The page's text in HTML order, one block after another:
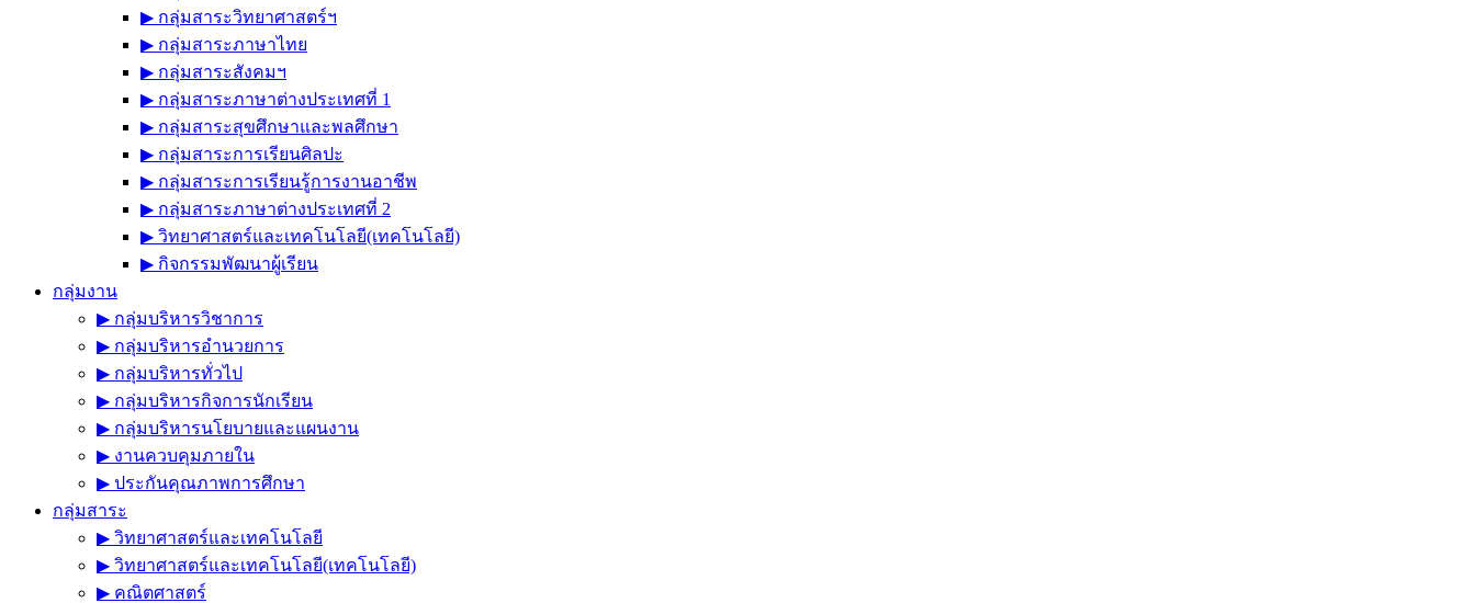
▶︎ กลุ่มสาระวิทยาศาสตร์ฯ
▶︎ กลุ่มสาระภาษาไทย
▶︎ กลุ่มสาระสังคมฯ
▶︎ กลุ่มสาระภาษาต่างประเทศที่ 1
▶︎ กลุ่มสาระสุขศึกษาและพลศึกษา
▶︎ กลุ่มสาระการเรียนศิลปะ
▶︎ กลุ่มสาระการเรียนรู้การงานอาชีพ
▶︎ กลุ่มสาระภาษาต่างประเทศที่ 2
▶︎ วิทยาศาสตร์และเทคโนโลยี(เทคโนโลยี)
▶︎ กิจกรรมพัฒนาผู้เรียน
กลุ่มงาน
▶︎ กลุ่มบริหารวิชาการ
▶︎ กลุ่มบริหารอำนวยการ
▶︎ กลุ่มบริหารทั่วไป
▶︎ กลุ่มบริหารกิจการนักเรียน
▶︎ กลุ่มบริหารนโยบายและแผนงาน
▶︎ งานควบคุมภายใน
▶︎ ประกันคุณภาพการศึกษา
กลุ่มสาระ
▶︎ วิทยาศาสตร์และเทคโนโลยี
▶︎ วิทยาศาสตร์และเทคโนโลยี(เทคโนโลยี)
▶︎ คณิตศาสตร์